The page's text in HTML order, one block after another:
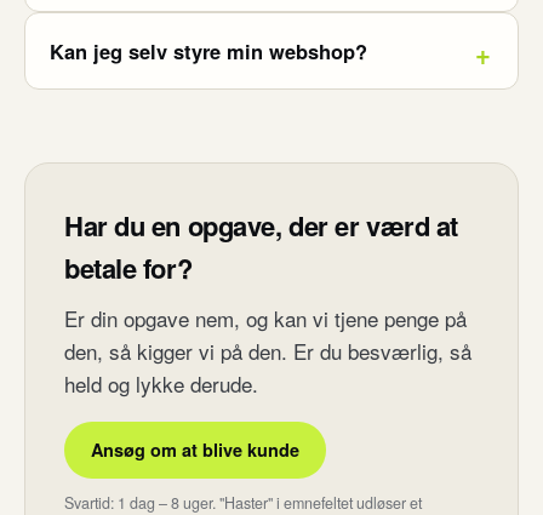
Kan jeg selv styre min webshop?
Har du en opgave, der er værd at
betale for?
Er din opgave nem, og kan vi tjene penge på
den, så kigger vi på den. Er du besværlig, så
held og lykke derude.
Ansøg om at blive kunde
Svartid: 1 dag – 8 uger. "Haster" i emnefeltet udløser et